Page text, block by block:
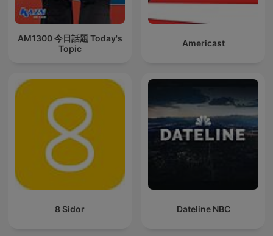
AM1300 今日話題 Today's
Topic
Americast
8 Sidor Dateline NBC